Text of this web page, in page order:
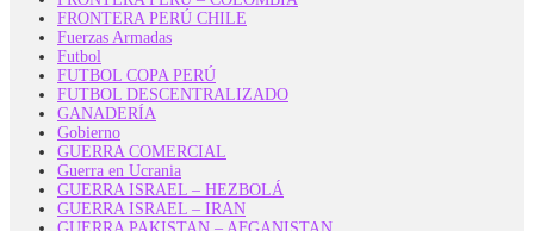
FRONTERA PERÚ CHILE
Fuerzas Armadas
Futbol
FUTBOL COPA PERÚ
FUTBOL DESCENTRALIZADO
GANADERÍA
Gobierno
GUERRA COMERCIAL
Guerra en Ucrania
GUERRA ISRAEL – HEZBOLÁ
GUERRA ISRAEL – IRAN